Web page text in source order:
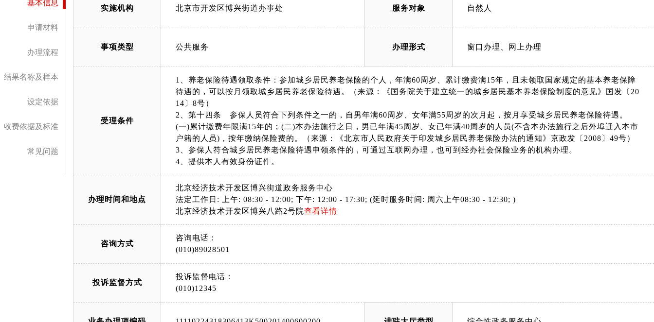
基本信息
申请材料
办理流程
结果名称及样本
设定依据
收费依据及标准
常见问题
实施机构 北京市开发区博兴街道办事处 服务对象 自然人
事项类型 公共服务 办理形式 窗口办理、网上办理
受理条件
1、养老保险待遇领取条件：参加城乡居民养老保险的个人，年满60周岁、累计缴费满15年，且未领取国家规定的基本养老保障
待遇的，可以按月领取城乡居民养老保险待遇。（来源：《国务院关于建立统一的城乡居民基本养老保险制度的意见》国发〔20
14〕8号）
2、第十四条 参保人员符合下列条件之一的，自男年满60周岁、女年满55周岁的次月起，按月享受城乡居民养老保险待遇。
(一)累计缴费年限满15年的；(二)本办法施行之日，男已年满45周岁、女已年满40周岁的人员(不含本办法施行之后外埠迁入本市
户籍的人员)，按年缴纳保险费的。（来源：《北京市人民政府关于印发城乡居民养老保险办法的通知》京政发〔2008〕49号）
3、参保人符合城乡居民养老保险待遇申领条件的，可通过互联网办理，也可到经办社会保险业务的机构办理。
4、提供本人有效身份证件。
办理时间和地点
北京经济技术开发区博兴街道政务服务中心
法定工作日: 上午: 08:30 - 12:00; 下午: 12:00 - 17:30; (延时服务时间: 周六上午08:30 - 12:30; )
北京经济技术开发区博兴八路2号院查看详情
咨询方式
咨询电话：
(010)89028501
投诉监督方式
投诉监督电话：
(010)12345